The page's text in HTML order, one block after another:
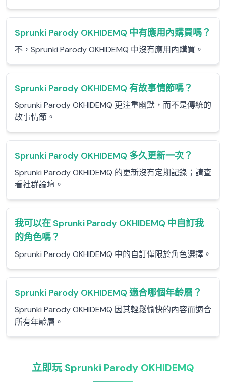
Sprunki Parody OKHIDEMQ 中有應用內購買嗎？
不，Sprunki Parody OKHIDEMQ 中沒有應用內購買。
Sprunki Parody OKHIDEMQ 有故事情節嗎？
Sprunki Parody OKHIDEMQ 更注重幽默，而不是傳統的
故事情節。
Sprunki Parody OKHIDEMQ 多久更新一次？
Sprunki Parody OKHIDEMQ 的更新沒有定期記錄；請查
看社群論壇。
我可以在 Sprunki Parody OKHIDEMQ 中自訂我
的角色嗎？
Sprunki Parody OKHIDEMQ 中的自訂僅限於角色選擇。
Sprunki Parody OKHIDEMQ 適合哪個年齡層？
Sprunki Parody OKHIDEMQ 因其輕鬆愉快的內容而適合
所有年齡層。
立即玩 Sprunki Parody OKHIDEMQ